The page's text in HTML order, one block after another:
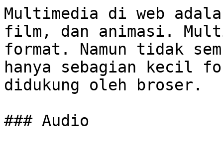
Multimedia di web
film, dan animasi.
format. Namun tidak
hanya sebagian kecil
didukung oleh broser.
### Audio